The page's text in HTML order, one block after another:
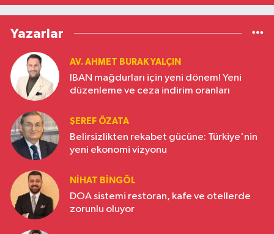
Yazarlar
AV. AHMET BURAK YALÇIN
IBAN mağdurları için yeni dönem! Yeni
düzenleme ve ceza indirim oranları
ŞEREF ÖZATA
Belirsizlikten rekabet gücüne: Türkiye'nin
yeni ekonomi vizyonu
NIHAT BINGÖL
DOA sistemi restoran, kafe ve otellerde
zorunlu oluyor